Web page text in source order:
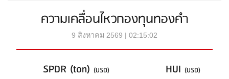
ความเคลื่อนไหวกองทุนทองคำ
9 สิงหาคม 2569 | 02:15:02
SPDR (ton) (USD) HUI (USD)